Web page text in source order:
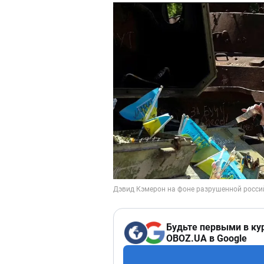
Будьте первыми в
OBOZ.UA в Google